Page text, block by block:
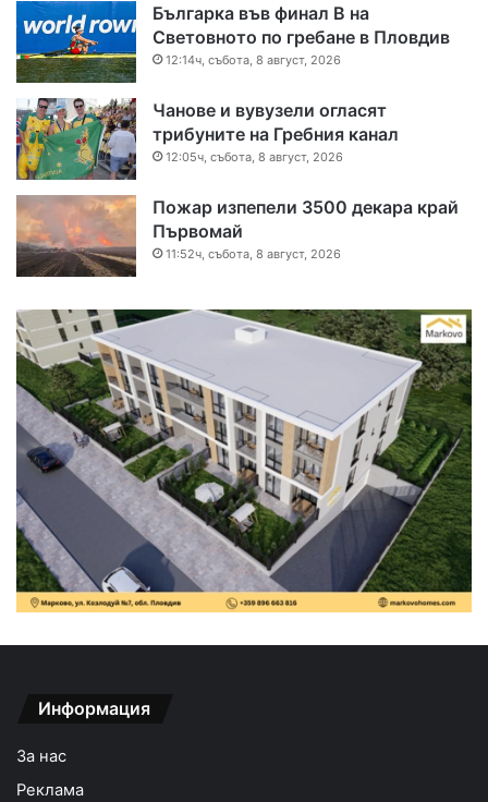
Българка във финал B на
Световното по гребане в Пловдив
12:14ч, събота, 8 август, 2026
Чанове и вувузели огласят
трибуните на Гребния канал
12:05ч, събота, 8 август, 2026
Пожар изпепели 3500 декара край
Първомай
11:52ч, събота, 8 август, 2026
Информация
За нас
Реклама